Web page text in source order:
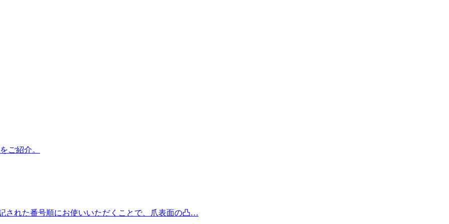
ご紹介。
された番号順にお使いいただくことで、爪表面の凸…